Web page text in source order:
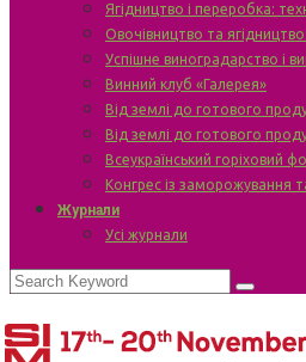
Ягідництво і переробка:
Овочівництво та
Успішне виноградарство і
Винний клуб «Галерея»
Від землі до готового
Від землі до готового
Всеукраїнський горіховий
Конгрес із заморожування
Журнали
Усі журнали